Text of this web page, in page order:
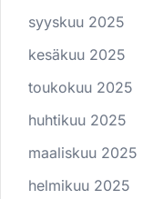
syyskuu 2025
kesäkuu 2025
toukokuu 2025
huhtikuu 2025
maaliskuu 2025
helmikuu 2025